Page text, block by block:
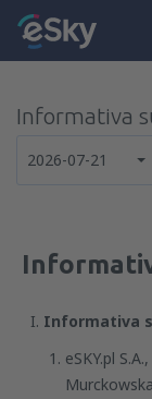
Informativa
2026-07-21
Informativa
eSKY.pl